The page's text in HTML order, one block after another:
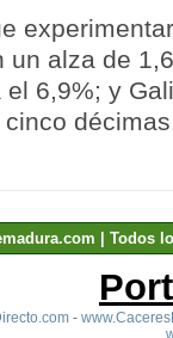
un alza de
6,9%; y
| Todos
-